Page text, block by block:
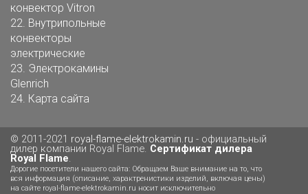
конвектор Vitron
22. Внутрипольные
конвекторы
электрические
23. Электрокамины
Glenrich
24. Карта сайта
© 2011-2021 royal-flame-elektrokamin.ru - официальный
дилер компании Royal Flame. Сертификат дилера
Royal Flame.
Дорогие посетители нашего сайта: Обращаем Ваше внимание на то, что
вся информация (описание, характренистики изделий, включая цены)
на сайте royal-flame-elektrokamin.ru носит исключительно